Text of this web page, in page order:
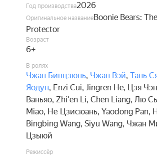
Год производства2026
Оригинальное названиеBoonie Bears:
Protector
Возраст
6+
В ролях
Чжан Бинцзюнь, Чжан Вэй, Тань
Яодун, Enzi Cui, Jingren He, Цзя
Ваньяо, Zhi'en Li, Chen Liang, Лю
Miao, Не Цзисюань, Yaodong Pan,
Bingbing Wang, Siyu Wang, Чжан
Цзыюй
Режиссёр